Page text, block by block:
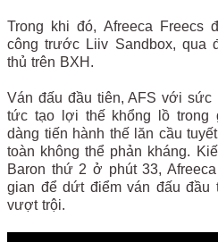
Trong khi đó, Afreeca Freecs
công trước Liiv Sandbox, qua
thủ trên BXH.
Ván đấu đầu tiên, AFS với sức
tức tạo lợi thế khổng lồ trong
dàng tiến hành thế lăn cầu
toàn không thể phản kháng.
Baron thứ 2 ở phút 33,
gian để dứt điểm ván đấu đầu
vượt trội.